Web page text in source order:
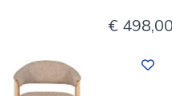
€ 498,00